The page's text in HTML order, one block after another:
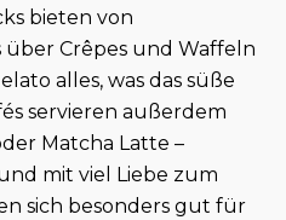
bieten von
Crêpes und Waffeln
alles, was das süße
servieren außerdem
Matcha Latte –
mit viel Liebe zum
sich besonders gut für